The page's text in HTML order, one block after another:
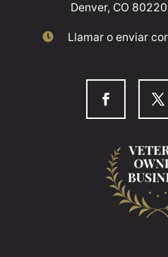
Denver, CO 80220
Llamar o enviar